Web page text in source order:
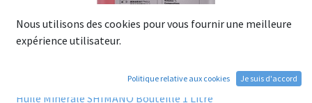
Huile Minerale SHIMANO Bouteille 1 Litre
Nous utilisons des cookies pour vous fournir une meilleure
expérience utilisateur.
Politique relative aux cookies Je suis d'accord